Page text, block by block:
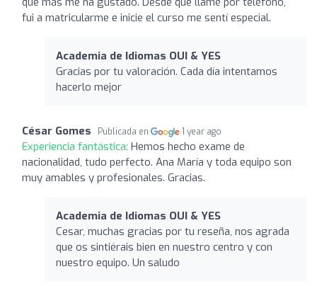
fui a matricularme e inicie el curso me sentí especial.
Academia de Idiomas OUI & YES
Gracias por tu valoración. Cada día intentamos
hacerlo mejor
César Gomes Publicada en 1 year ago
Experiencia fantástica: Hemos hecho exame de
nacionalidad, tudo perfecto. Ana María y toda equipo son
muy amables y profesionales. Gracias.
Academia de Idiomas OUI & YES
Cesar, muchas gracias por tu reseña, nos agrada
que os sintiérais bien en nuestro centro y con
nuestro equipo. Un saludo